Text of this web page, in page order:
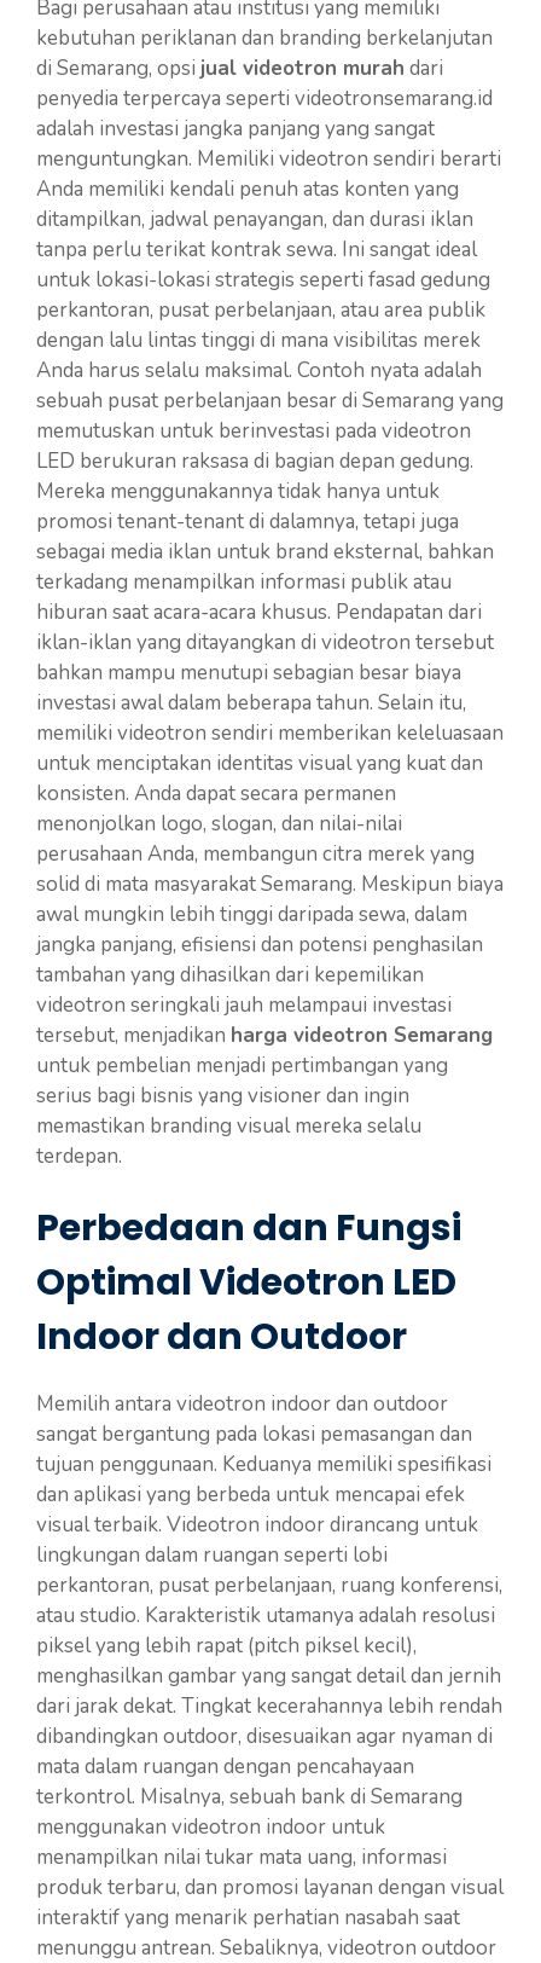
Bagi perusahaan atau institusi yang memiliki
kebutuhan periklanan dan branding berkelanjutan
di Semarang, opsi jual videotron murah dari
penyedia terpercaya seperti videotronsemarang.id
adalah investasi jangka panjang yang sangat
menguntungkan. Memiliki videotron sendiri berarti
Anda memiliki kendali penuh atas konten yang
ditampilkan, jadwal penayangan, dan durasi iklan
tanpa perlu terikat kontrak sewa. Ini sangat ideal
untuk lokasi-lokasi strategis seperti fasad gedung
perkantoran, pusat perbelanjaan, atau area publik
dengan lalu lintas tinggi di mana visibilitas merek
Anda harus selalu maksimal. Contoh nyata adalah
sebuah pusat perbelanjaan besar di Semarang yang
memutuskan untuk berinvestasi pada videotron
LED berukuran raksasa di bagian depan gedung.
Mereka menggunakannya tidak hanya untuk
promosi tenant-tenant di dalamnya, tetapi juga
sebagai media iklan untuk brand eksternal, bahkan
terkadang menampilkan informasi publik atau
hiburan saat acara-acara khusus. Pendapatan dari
iklan-iklan yang ditayangkan di videotron tersebut
bahkan mampu menutupi sebagian besar biaya
investasi awal dalam beberapa tahun. Selain itu,
memiliki videotron sendiri memberikan keleluasaan
untuk menciptakan identitas visual yang kuat dan
konsisten. Anda dapat secara permanen
menonjolkan logo, slogan, dan nilai-nilai
perusahaan Anda, membangun citra merek yang
solid di mata masyarakat Semarang. Meskipun biaya
awal mungkin lebih tinggi daripada sewa, dalam
jangka panjang, efisiensi dan potensi penghasilan
tambahan yang dihasilkan dari kepemilikan
videotron seringkali jauh melampaui investasi
tersebut, menjadikan harga videotron Semarang
untuk pembelian menjadi pertimbangan yang
serius bagi bisnis yang visioner dan ingin
memastikan branding visual mereka selalu
terdepan.
Perbedaan dan Fungsi
Optimal Videotron LED
Indoor dan Outdoor
Memilih antara videotron indoor dan outdoor
sangat bergantung pada lokasi pemasangan dan
tujuan penggunaan. Keduanya memiliki spesifikasi
dan aplikasi yang berbeda untuk mencapai efek
visual terbaik. Videotron indoor dirancang untuk
lingkungan dalam ruangan seperti lobi
perkantoran, pusat perbelanjaan, ruang konferensi,
atau studio. Karakteristik utamanya adalah resolusi
piksel yang lebih rapat (pitch piksel kecil),
menghasilkan gambar yang sangat detail dan jernih
dari jarak dekat. Tingkat kecerahannya lebih rendah
dibandingkan outdoor, disesuaikan agar nyaman di
mata dalam ruangan dengan pencahayaan
terkontrol. Misalnya, sebuah bank di Semarang
menggunakan videotron indoor untuk
menampilkan nilai tukar mata uang, informasi
produk terbaru, dan promosi layanan dengan visual
interaktif yang menarik perhatian nasabah saat
menunggu antrean. Sebaliknya, videotron outdoor